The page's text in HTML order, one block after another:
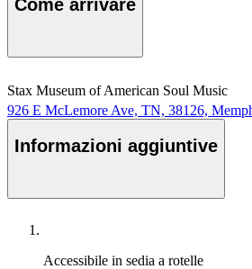
Come arrivare
Stax Museum of American Soul Music
926 E McLemore Ave, TN, 38126,
Informazioni aggiuntive
Accessibile in sedia a rotelle